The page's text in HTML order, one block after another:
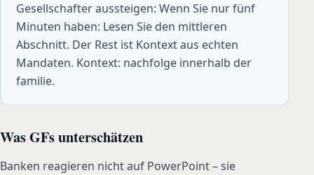
Gesellschafter aussteigen: Wenn Sie nur fünf
Minuten haben: Lesen Sie den mittleren
Abschnitt. Der Rest ist Kontext aus echten
Mandaten. Kontext: nachfolge innerhalb der
familie.
Was GFs unterschätzen
Banken reagieren nicht auf PowerPoint – sie